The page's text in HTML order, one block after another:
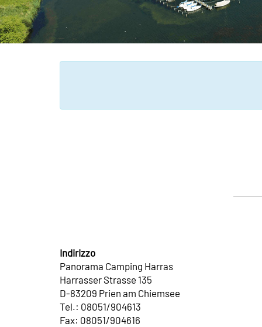
Indirizzo
Panorama Camping Harras
Harrasser Strasse 135
D-83209 Prien am Chiemsee
Tel.: 08051/904613
Fax: 08051/904616